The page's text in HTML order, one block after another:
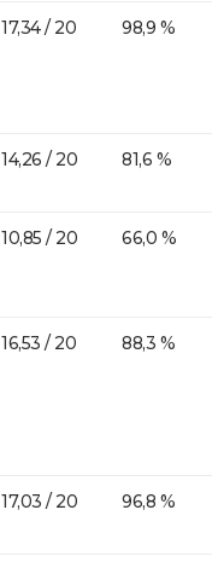
17,34 / 20 98,9 %
14,26 / 20 81,6 %
10,85 / 20 66,0 %
16,53 / 20 88,3 %
17,03 / 20 96,8 %